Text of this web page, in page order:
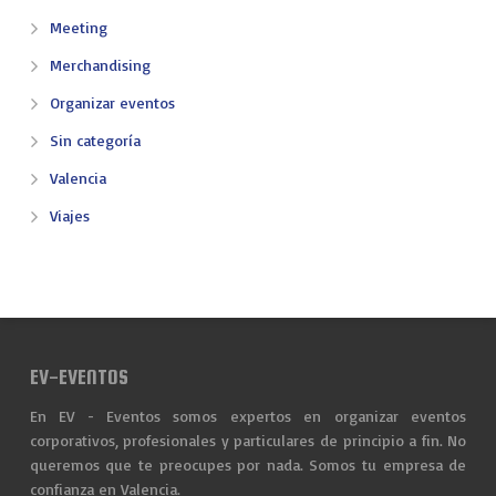
Meeting
Merchandising
Organizar eventos
Sin categoría
Valencia
Viajes
EV-EVENTOS
En EV - Eventos somos expertos en organizar eventos
corporativos, profesionales y particulares de principio a fin. No
queremos que te preocupes por nada. Somos tu empresa de
confianza en Valencia.